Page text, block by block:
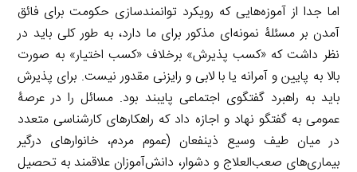
اما جدا از آموزه‌هایی که رویکرد توانمندسازی حکومت برای فائق
آمدن بر مسئلۀ نمونه‌ای مذکور برای ما دارد، به طور کلی باید در
نظر داشت که «کسب پذیرش» برخلاف «کسب اختیار» به صورت
بالا به پایین و آمرانه یا با لابی و رایزنی مقدور نیست. برای پذیرش
باید به راهبرد گفتگوی اجتماعی پایبند بود. مسائل را در عرصۀ
عمومی به گفتگو نهاد و اجازه داد که راهکارهای کارشناسی متعدد
در میان طیف وسیع ذینفعان (عموم مردم، خانوارهای درگیر
بیماری‌های صعب‌العلاج و دشوار، دانش‌آموزان علاقمند به تحصیل